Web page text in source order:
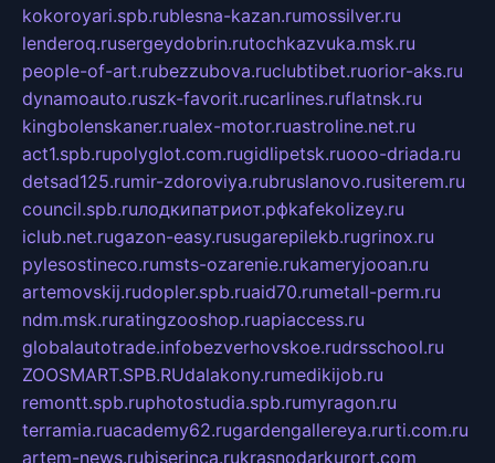
kokoroyari.spb.rublesna-kazan.rumossilver.ru
lenderoq.rusergeydobrin.rutochkazvuka.msk.ru
people-of-art.rubezzubova.ruclubtibet.ruorior-aks.ru
dynamoauto.ruszk-favorit.rucarlines.ruflatnsk.ru
kingbolenskaner.rualex-motor.ruastroline.net.ru
act1.spb.rupolyglot.com.rugidlipetsk.ruooo-driada.ru
detsad125.rumir-zdoroviya.rubruslanovo.rusiterem.ru
council.spb.ruлодкипатриот.рфkafekolizey.ru
iclub.net.rugazon-easy.rusugarepilekb.rugrinox.ru
pylesostineco.rumsts-ozarenie.rukameryjooan.ru
artemovskij.rudopler.spb.ruaid70.rumetall-perm.ru
ndm.msk.ruratingzooshop.ruapiaccess.ru
globalautotrade.infobezverhovskoe.rudrsschool.ru
ZOOSMART.SPB.RUdalakony.rumedikijob.ru
remontt.spb.ruphotostudia.spb.rumyragon.ru
terramia.ruacademy62.rugardengallereya.rurti.com.ru
artem-news.rubiserinca.rukrasnodarkurort.com